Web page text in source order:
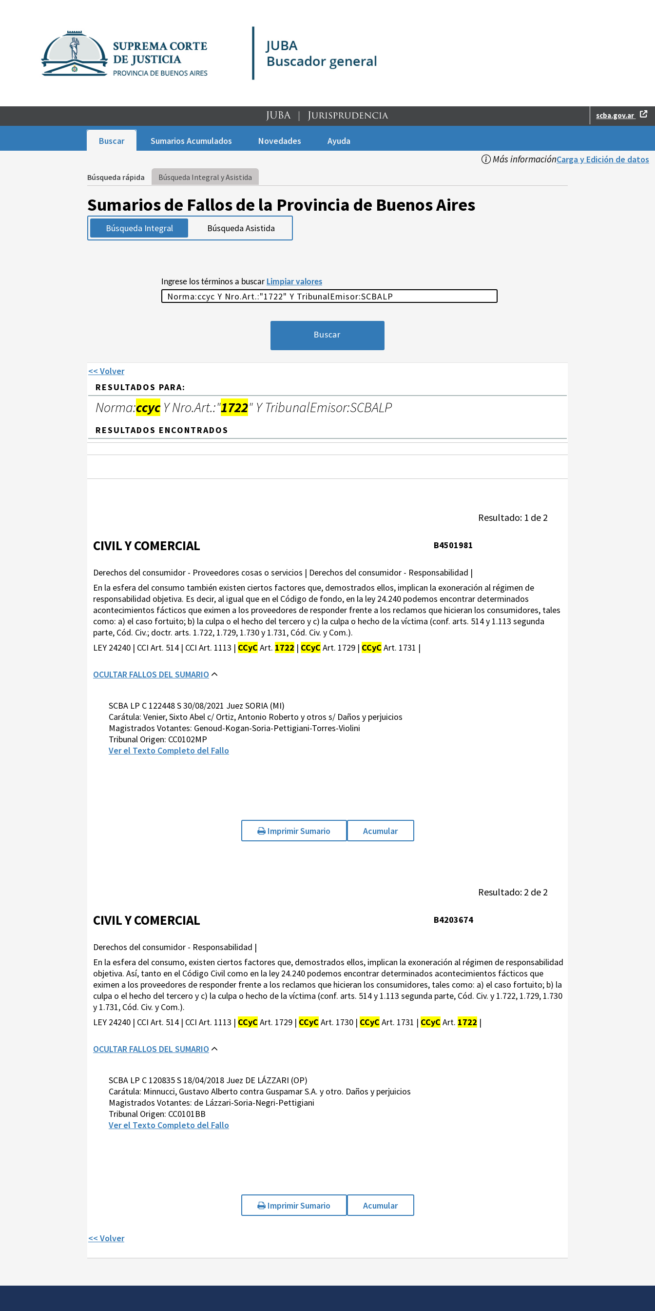
scba.gov.ar
Buscar Sumarios Acumulados Novedades Ayuda
Más informaciónCarga y Edición de datos
Búsqueda rápida Búsqueda Integral y Asistida
Sumarios de Fallos de la Provincia de Buenos Aires
Búsqueda Integral Búsqueda Asistida
Ingrese los términos a buscar Limpiar valores
<< Volver
RESULTADOS PARA:
Norma:ccycY Nro.Art.:"1722" Y TribunalEmisor:SCBALP
RESULTADOS ENCONTRADOS
Resultado: 1 de 2
CIVIL Y COMERCIAL B4501981
Derechos del consumidor - Proveedores cosas o servicios | Derechos del consumidor - Responsabilidad |
En la esfera del consumo también existen ciertos factores que, demostrados ellos, implican la exoneración al régimen de
responsabilidad objetiva. Es decir, al igual que en el Código de fondo, en la ley 24.240 podemos encontrar determinados
acontecimientos fácticos que eximen a los proveedores de responder frente a los reclamos que hicieran los consumidores, tales
como: a) el caso fortuito; b) la culpa o el hecho del tercero y c) la culpa o hecho de la víctima (conf. arts. 514 y 1.113 segunda
parte, Cód. Civ.; doctr. arts. 1.722, 1.729, 1.730 y 1.731, Cód. Civ. y Com.).
LEY 24240 | CCI Art. 514 | CCI Art. 1113 | CCyC Art. 1722 | CCyC Art. 1729 | CCyC Art. 1731 |
OCULTAR FALLOS DEL SUMARIO
SCBA LP C 122448 S 30/08/2021 Juez SORIA (MI)
Carátula: Venier, Sixto Abel c/ Ortiz, Antonio Roberto y otros s/ Daños y perjuicios
Magistrados Votantes: Genoud-Kogan-Soria-Pettigiani-Torres-Violini
Tribunal Origen: CC0102MP
Ver el Texto Completo del Fallo
Imprimir Sumario Acumular
Resultado: 2 de 2
CIVIL Y COMERCIAL B4203674
Derechos del consumidor - Responsabilidad |
En la esfera del consumo, existen ciertos factores que, demostrados ellos, implican la exoneración al régimen de responsabilidad
objetiva. Así, tanto en el Código Civil como en la ley 24.240 podemos encontrar determinados acontecimientos fácticos que
eximen a los proveedores de responder frente a los reclamos que hicieran los consumidores, tales como: a) el caso fortuito; b) la
culpa o el hecho del tercero y c) la culpa o hecho de la víctima (conf. arts. 514 y 1.113 segunda parte, Cód. Civ. y 1.722, 1.729, 1.730
y 1.731, Cód. Civ. y Com.).
LEY 24240 | CCI Art. 514 | CCI Art. 1113 | CCyC Art. 1729 | CCyC Art. 1730 | CCyC Art. 1731 | CCyC Art. 1722 |
OCULTAR FALLOS DEL SUMARIO
SCBA LP C 120835 S 18/04/2018 Juez DE LÁZZARI (OP)
Carátula: Minnucci, Gustavo Alberto contra Guspamar S.A. y otro. Daños y perjuicios
Magistrados Votantes: de Lázzari-Soria-Negri-Pettigiani
Tribunal Origen: CC0101BB
Ver el Texto Completo del Fallo
Imprimir Sumario Acumular
<< Volver